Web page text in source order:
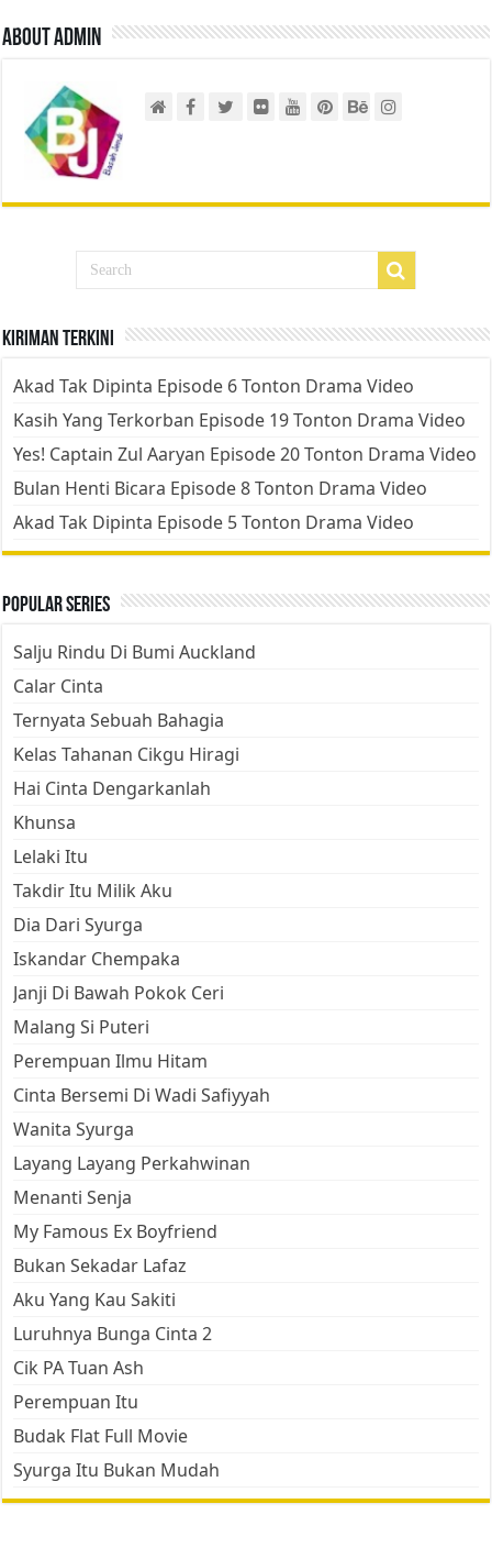
About admin
Kiriman Terkini
Akad Tak Dipinta Episode 6 Tonton Drama Video
Kasih Yang Terkorban Episode 19 Tonton Drama Video
Yes! Captain Zul Aaryan Episode 20 Tonton Drama Video
Bulan Henti Bicara Episode 8 Tonton Drama Video
Akad Tak Dipinta Episode 5 Tonton Drama Video
Popular Series
Salju Rindu Di Bumi Auckland
Calar Cinta
Ternyata Sebuah Bahagia
Kelas Tahanan Cikgu Hiragi
Hai Cinta Dengarkanlah
Khunsa
Lelaki Itu
Takdir Itu Milik Aku
Dia Dari Syurga
Iskandar Chempaka
Janji Di Bawah Pokok Ceri
Malang Si Puteri
Perempuan Ilmu Hitam
Cinta Bersemi Di Wadi Safiyyah
Wanita Syurga
Layang Layang Perkahwinan
Menanti Senja
My Famous Ex Boyfriend
Bukan Sekadar Lafaz
Aku Yang Kau Sakiti
Luruhnya Bunga Cinta 2
Cik PA Tuan Ash
Perempuan Itu
Budak Flat Full Movie
Syurga Itu Bukan Mudah